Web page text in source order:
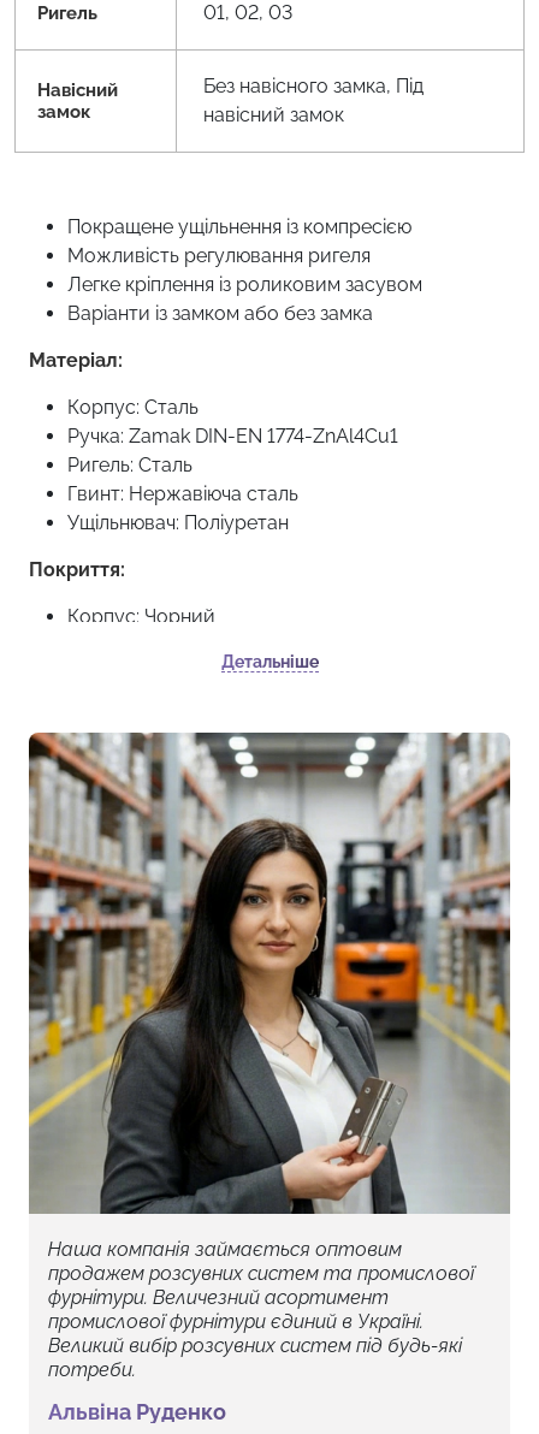
Ригель 01, 02, 03
Навісний
замок
Без навісного замка, Під
навісний замок
Покращене ущільнення із компресією
Можливість регулювання ригеля
Легке кріплення із роликовим засувом
Варіанти із замком або без замка
Матеріал:
Корпус: Сталь
Ручка: Zamak DIN-EN 1774-ZnAl4Cu1
Ригель: Сталь
Гвинт: Нержавіюча сталь
Ущільнювач: Поліуретан
Покриття:
Корпус: Чорний
без серцевини.
Мінімальна кількість для замовлення: 10
Детальніше
Наша компанія займається оптовим
продажем розсувних систем та промислової
фурнітури. Величезний асортимент
промислової фурнітури єдиний в Україні.
Великий вибір розсувних систем під будь-які
потреби.
Альвіна Руденко